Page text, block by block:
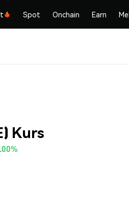
Spot Onchain Earn
Kurs